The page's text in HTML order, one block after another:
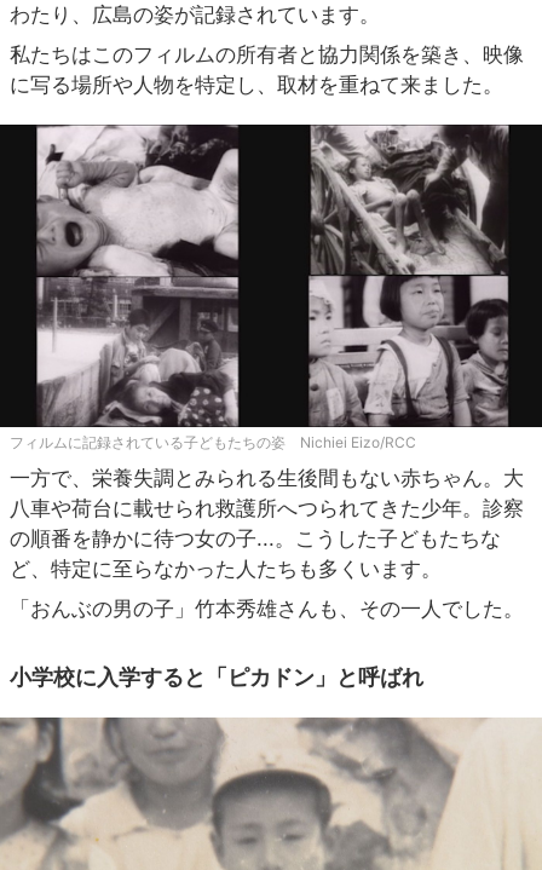
わたり、広島の姿が記録されています。
私たちはこのフィルムの所有者と協力関係を築き、映像
に写る場所や人物を特定し、取材を重ねて来ました。
フィルムに記録されている子どもたちの姿 Nichiei Eizo/RCC
一方で、栄養失調とみられる生後間もない赤ちゃん。大
八車や荷台に載せられ救護所へつられてきた少年。診察
の順番を静かに待つ女の子...。こうした子どもたちな
ど、特定に至らなかった人たちも多くいます。
「おんぶの男の子」竹本秀雄さんも、その一人でした。
小学校に入学すると「ピカドン」と呼ばれ